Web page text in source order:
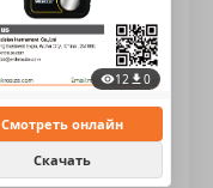
12 0
Смотреть онлайн
Скачать